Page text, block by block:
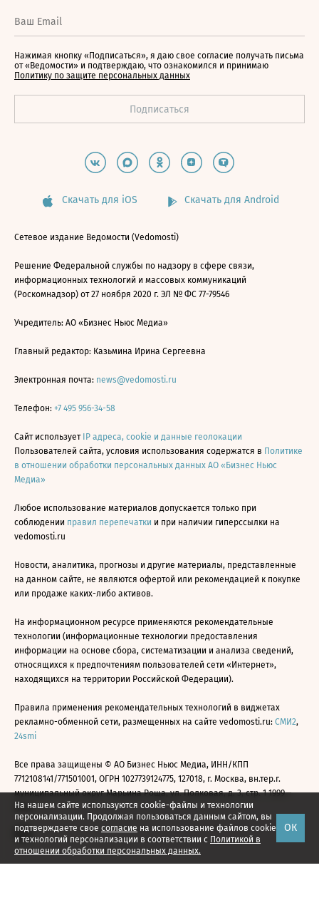
На нашем сайте используются cookie-файлы и технологии
персонализации. Продолжая пользоваться данным сайтом, вы
подтверждаете свое согласие на использование файлов cookie
и технологий персонализации в соответствии с Политикой в
отношении обработки персональных данных.
ОК
Нажимая кнопку «Подписаться», я даю свое согласие получать письма
от «Ведомости» и подтверждаю, что ознакомился и принимаю
Политику по защите персональных данных
Скачать для iOS Скачать для Android
Сетевое издание Ведомости (Vedomosti)
Решение Федеральной службы по надзору в сфере связи,
информационных технологий и массовых коммуникаций
(Роскомнадзор) от 27 ноября 2020 г. ЭЛ № ФС 77-79546
Учредитель: АО «Бизнес Ньюс Медиа»
Главный редактор: Казьмина Ирина Сергеевна
Электронная почта: news@vedomosti.ru
Телефон: +7 495 956-34-58
Сайт использует IP адреса, cookie и данные геолокации
Пользователей сайта, условия использования содержатся в Политике
в отношении обработки персональных данных АО «Бизнес Ньюс
Медиа»
Любое использование материалов допускается только при
соблюдении правил перепечатки и при наличии гиперссылки на
vedomosti.ru
Новости, аналитика, прогнозы и другие материалы, представленные
на данном сайте, не являются офертой или рекомендацией к покупке
или продаже каких-либо активов.
На информационном ресурсе применяются рекомендательные
технологии (информационные технологии предоставления
информации на основе сбора, систематизации и анализа сведений,
относящихся к предпочтениям пользователей сети «Интернет»,
находящихся на территории Российской Федерации).
Правила применения рекомендательных технологий в виджетах
рекламно-обменной сети, размещенных на сайте vedomosti.ru: СМИ2,
24smi
Все права защищены © АО Бизнес Ньюс Медиа, ИНН/КПП
7712108141/771501001, ОГРН 1027739124775, 127018, г. Москва, вн.тер.г.
муниципальный округ Марьина Роща, ул. Полковая, д. 3, стр. 1 1999—
2026